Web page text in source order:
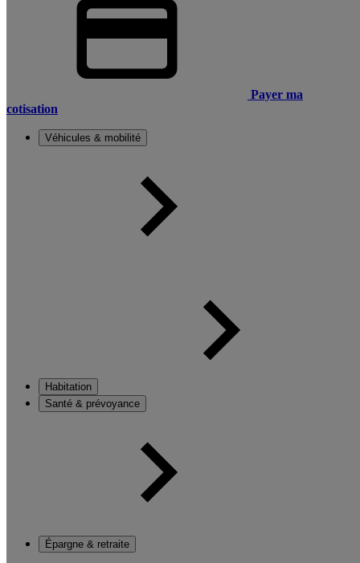
Payer ma
cotisation
Véhicules & mobilité
Habitation
Santé & prévoyance
Épargne & retraite